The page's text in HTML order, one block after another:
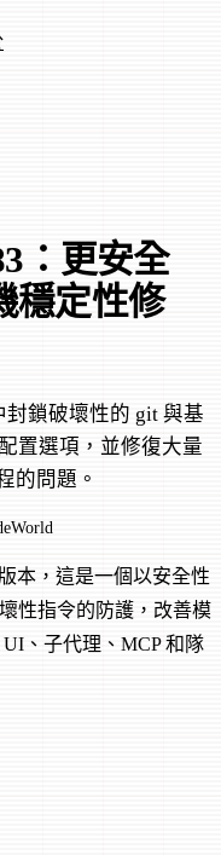
：更安全
穩定性修
封鎖破壞性的 git 與基
置選項，並修復大量
的問題。
本，這是一個以安全性
性指令的防護，改善模
、子代理、MCP 和隊